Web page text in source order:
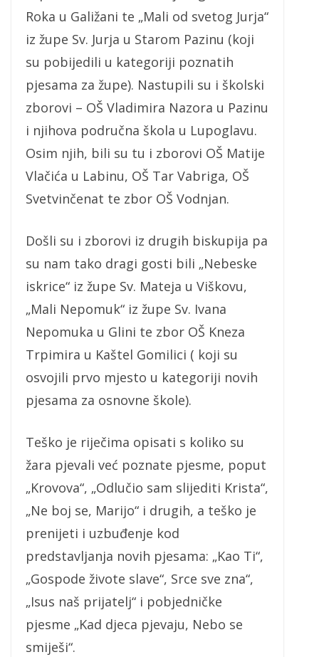
Roka u Galižani te „Mali od svetog Jurja“
iz župe Sv. Jurja u Starom Pazinu (koji
su pobijedili u kategoriji poznatih
pjesama za župe). Nastupili su i školski
zborovi – OŠ Vladimira Nazora u Pazinu
i njihova područna škola u Lupoglavu.
Osim njih, bili su tu i zborovi OŠ Matije
Vlačića u Labinu, OŠ Tar Vabriga, OŠ
Svetvinčenat te zbor OŠ Vodnjan.
Došli su i zborovi iz drugih biskupija pa
su nam tako dragi gosti bili „Nebeske
iskrice“ iz župe Sv. Mateja u Viškovu,
„Mali Nepomuk“ iz župe Sv. Ivana
Nepomuka u Glini te zbor OŠ Kneza
Trpimira u Kaštel Gomilici ( koji su
osvojili prvo mjesto u kategoriji novih
pjesama za osnovne škole).
Teško je riječima opisati s koliko su
žara pjevali već poznate pjesme, poput
„Krovova“, „Odlučio sam slijediti Krista“,
„Ne boj se, Marijo“ i drugih, a teško je
prenijeti i uzbuđenje kod
predstavljanja novih pjesama: „Kao Ti“,
„Gospode živote slave“, Srce sve zna“,
„Isus naš prijatelj“ i pobjedničke
pjesme „Kad djeca pjevaju, Nebo se
smiješi“.